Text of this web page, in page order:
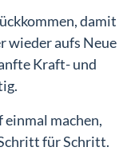
damit
wieder aufs Neue
Kraft- und
einmal machen,
für Schritt.